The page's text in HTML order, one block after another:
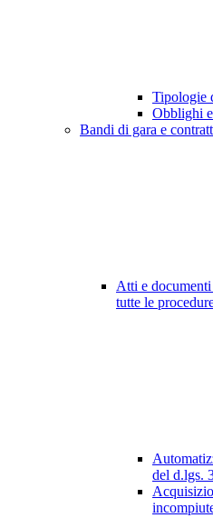
Tipologie
Obblighi
Bandi di gara e
Atti e
tutte le
del d.lgs.